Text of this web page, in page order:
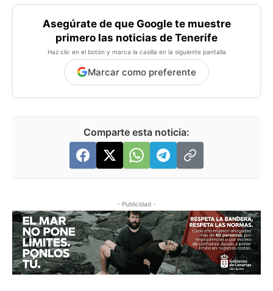
Asegúrate de que Google te muestre
primero las noticias de Tenerife
Haz clic en el botón y marca la casilla en la siguiente pantalla
Marcar como preferente
Comparte esta noticia:
- Publicidad -